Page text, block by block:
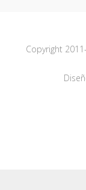
Copyright